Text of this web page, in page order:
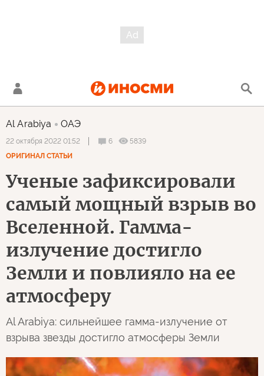
Al Arabiya ОАЭ
22 октября 2022 01:52 6
5839
ОРИГИНАЛ СТАТЬИ
Ученые зафиксировали
самый мощный взрыв во
Вселенной. Гамма-
излучение достигло
Земли и повлияло на ее
атмосферу
Al Arabiya: сильнейшее гамма-излучение от
взрыва звезды достигло атмосферы Земли